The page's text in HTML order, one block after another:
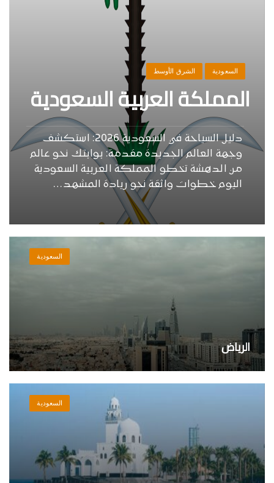
السعودية الشرق الأوسط
المملكة العربية السعودية
دليل السياحة في السعودية 2026: استكشف
وجهة العالم الجديدة مقدمة: بوابتك نحو عالم
من الدهشة تخطو المملكة العربية السعودية
اليوم خطوات واثقة نحو ريادة المشهد…
السعودية
الرياض
السعودية